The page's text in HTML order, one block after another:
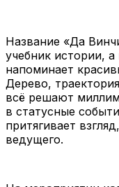
Название «Да
учебник истории, а
напоминает
Дерево,
всё решают
в статусные
притягивает
ведущего.